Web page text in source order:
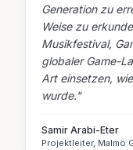
Generation zu
Weise zu
Musikfestival,
globaler Game-
Art einsetzen,
wurde."
Samir Arabi-Eter
Projektleiter, Malmö